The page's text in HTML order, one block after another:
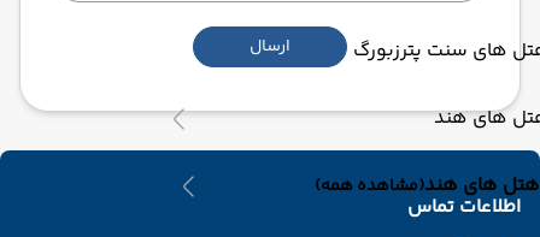
های سنت پترزبورگ
های هند
هتل های هند(مشاهده همه)
ارسال
اطلاعات تماس